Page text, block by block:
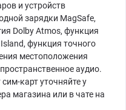
и устройств
зарядки MagSafe,
Dolby Atmos, функция
функция точного
местоположения
аудио.
карт уточняйте у
магазина или в чате на